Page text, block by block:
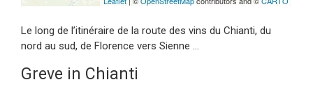
Le long de l’itinéraire de la route des vins du Chianti, du
nord au sud, de Florence vers Sienne …
Greve in Chianti